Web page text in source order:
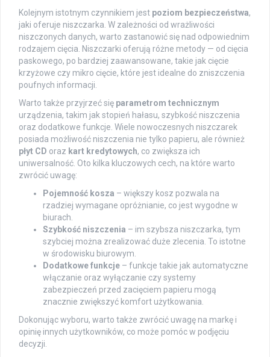
Kolejnym istotnym czynnikiem jest poziom bezpieczeństwa,
jaki oferuje niszczarka. W zależności od wrażliwości
niszczonych danych, warto zastanowić się nad odpowiednim
rodzajem cięcia. Niszczarki oferują różne metody — od cięcia
paskowego, po bardziej zaawansowane, takie jak cięcie
krzyżowe czy mikro cięcie, które jest idealne do zniszczenia
poufnych informacji.
Warto także przyjrzeć się parametrom technicznym
urządzenia, takim jak stopień hałasu, szybkość niszczenia
oraz dodatkowe funkcje. Wiele nowoczesnych niszczarek
posiada możliwość niszczenia nie tylko papieru, ale również
płyt CD oraz kart kredytowych, co zwiększa ich
uniwersalność. Oto kilka kluczowych cech, na które warto
zwrócić uwagę:
Pojemność kosza – większy kosz pozwala na
rzadziej wymagane opróżnianie, co jest wygodne w
biurach.
Szybkość niszczenia – im szybsza niszczarka, tym
szybciej można zrealizować duże zlecenia. To istotne
w środowisku biurowym.
Dodatkowe funkcje – funkcje takie jak automatyczne
włączanie oraz wyłączanie czy systemy
zabezpieczeń przed zacięciem papieru mogą
znacznie zwiększyć komfort użytkowania.
Dokonując wyboru, warto także zwrócić uwagę na markę i
opinię innych użytkowników, co może pomóc w podjęciu
decyzji.